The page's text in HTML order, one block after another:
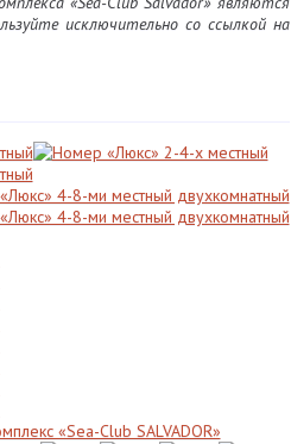
исключительно со ссылкой на